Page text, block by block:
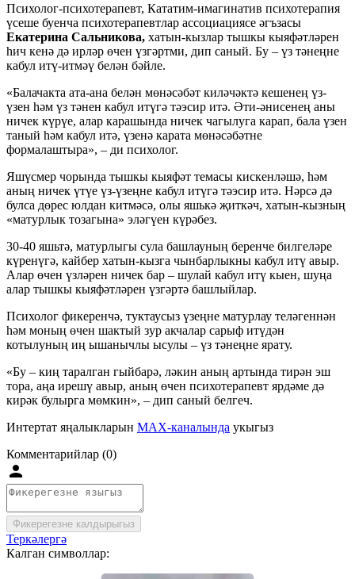
Психолог-психотерапевт, Кататим-имагинатив психотерапия
үсеше буенча психотерапевтлар ассоциациясе әгъзасы
Екатерина Сальникова, хатын-кызлар тышкы кыяфәтләрен
һич кенә дә ирләр өчен үзгәртми, дип саный. Бу – үз тәнеңне
кабул итү-итмәү белән бәйле.
«Балачакта ата-ана белән мөнәсәбәт киләчәктә кешенең үз-
үзен һәм үз тәнен кабул итүгә тәэсир итә. Әти-әнисенең аны
ничек күрүе, алар карашында ничек чагылуга карап, бала үзен
таный һәм кабул итә, үзенә карата мөнәсәбәтне
формалаштыра», – ди психолог.
Яшүсмер чорында тышкы кыяфәт темасы кискенләшә, һәм
аның ничек үтүе үз-үзеңне кабул итүгә тәэсир итә. Нәрсә дә
булса дөрес юлдан китмәсә, олы яшькә җиткәч, хатын-кызның
«матурлык тозагына» эләгүен күрәбез.
30-40 яшьтә, матурлыгы сула башлауның беренче билгеләре
күренүгә, кайбер хатын-кызга чынбарлыкны кабул итү авыр.
Алар өчен үзләрен ничек бар – шулай кабул итү кыен, шуңа
алар тышкы кыяфәтләрен үзгәртә башлыйлар.
Психолог фикеренчә, туктаусыз үзеңне матурлау теләгеннән
һәм моның өчен шактый зур акчалар сарыф итүдән
котылуның иң ышанычлы ысулы – үз тәнеңне ярату.
«Бу – киң таралган гыйбарә, ләкин аның артында тирән эш
тора, аңа ирешү авыр, аның өчен психотерапевт ярдәме дә
кирәк булырга мөмкин», – дип саный белгеч.
Интертат яңалыкларын MAX-каналында укыгыз
Комментарийлар (0)
Фикерегезне калдырыгыз
Теркәлергә
Калган символлар: